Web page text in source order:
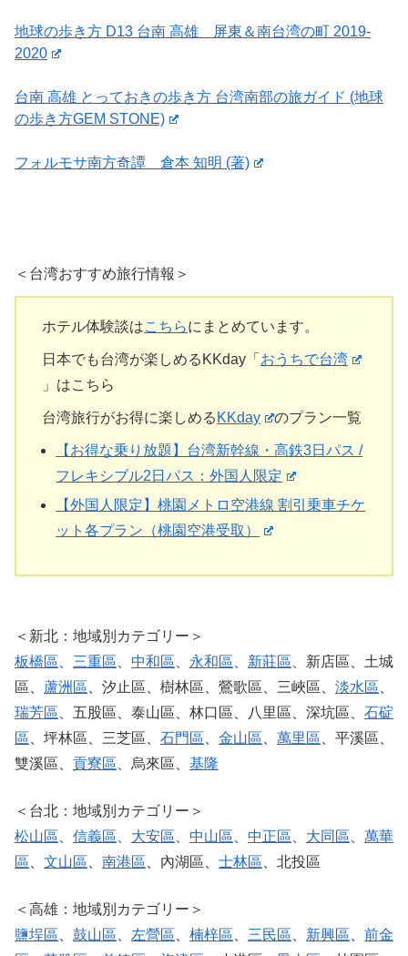
地球の歩き方 D13 台南 高雄 屏東＆南台湾の町 2019-
2020
台南 高雄 とっておきの歩き方 台湾南部の旅ガイド (地球
の歩き方GEM STONE)
フォルモサ南方奇譚 倉本 知明 (著)
＜台湾おすすめ旅行情報＞
ホテル体験談はこちらにまとめています。
日本でも台湾が楽しめるKKday「 おうちで台湾
」はこちら
台湾旅行がお得に楽しめる KKday のプラン一覧
【お得な乗り放題】台湾新幹線・高鉄3日パス /
フレキシブル2日パス：外国人限定
【外国人限定】桃園メトロ空港線 割引乗車チケ
ット各プラン（桃園空港受取）
＜新北：地域別カテゴリー＞
板橋區
三重區 中和區 永和區 新莊區 、新店區、土城
區、 蘆洲區 、汐止區、樹林區、鶯歌區、三峽區、 淡水區
瑞芳區 、五股區、泰山區、林口區、八里區、深坑區、 石碇
區 、坪林區、三芝區、 石門區 金山區 萬里區 、平溪區、
雙溪區、 貢寮區 、烏來區、 基隆
＜台北：地域別カテゴリー＞
松山區
信義區 大安區 中山區 中正區 大同區
萬華
區
文山區 南港區 、內湖區、 士林區 、北投區
＜高雄：地域別カテゴリー＞
鹽埕區
鼓山區 左營區 楠梓區 三民區 新興區
前金